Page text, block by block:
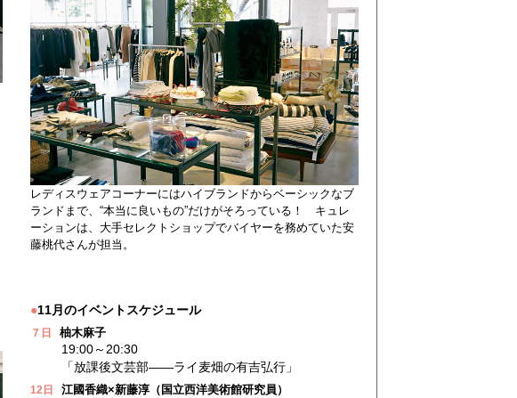
レディスウェアコーナーにはハイブランドからベーシックなブ
ランドまで、“本当に良いもの”だけがそろっている！ キュレ
ーションは、大手セレクトショップでバイヤーを務めていた安
藤桃代さんが担当。
●11月のイベントスケジュール
７日
柚木麻子
19:00～20:30
「放課後文芸部――ライ麦畑の有吉弘行」
12日 江國香織×新藤淳（国立西洋美術館研究員）